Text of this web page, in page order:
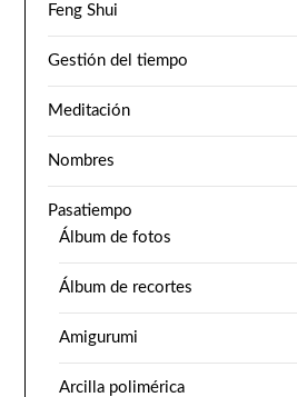
Feng Shui
Gestión del tiempo
Meditación
Nombres
Pasatiempo
Álbum de fotos
Álbum de recortes
Amigurumi
Arcilla polimérica